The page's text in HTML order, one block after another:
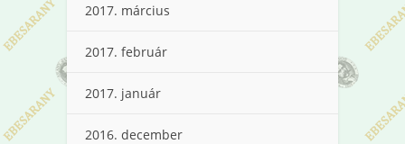
2017. március
2017. február
2017. január
2016. december